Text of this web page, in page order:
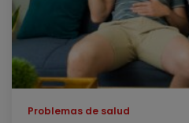
Problemas de salud